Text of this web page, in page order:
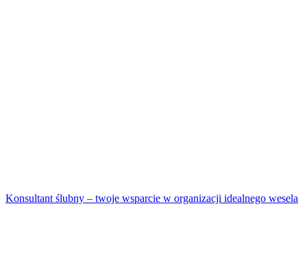
Konsultant ślubny – twoje wsparcie w organizacji idealnego wesela